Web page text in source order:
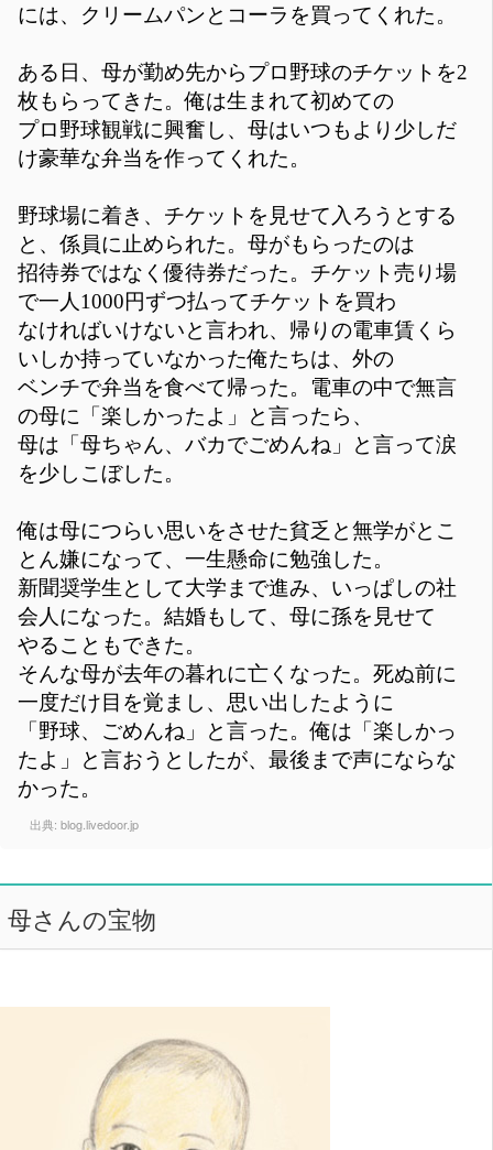
には、クリームパンとコーラを買ってくれた。
ある日、母が勤め先からプロ野球のチケットを2
枚もらってきた。俺は生まれて初めての
プロ野球観戦に興奮し、母はいつもより少しだ
け豪華な弁当を作ってくれた。
野球場に着き、チケットを見せて入ろうとする
と、係員に止められた。母がもらったのは
招待券ではなく優待券だった。チケット売り場
で一人1000円ずつ払ってチケットを買わ
なければいけないと言われ、帰りの電車賃くら
いしか持っていなかった俺たちは、外の
ベンチで弁当を食べて帰った。電車の中で無言
の母に「楽しかったよ」と言ったら、
母は「母ちゃん、バカでごめんね」と言って涙
を少しこぼした。
俺は母につらい思いをさせた貧乏と無学がとこ
とん嫌になって、一生懸命に勉強した。
新聞奨学生として大学まで進み、いっぱしの社
会人になった。結婚もして、母に孫を見せて
やることもできた。
そんな母が去年の暮れに亡くなった。死ぬ前に
一度だけ目を覚まし、思い出したように
「野球、ごめんね」と言った。俺は「楽しかっ
たよ」と言おうとしたが、最後まで声にならな
かった。
出典: blog.livedoor.jp
母さんの宝物